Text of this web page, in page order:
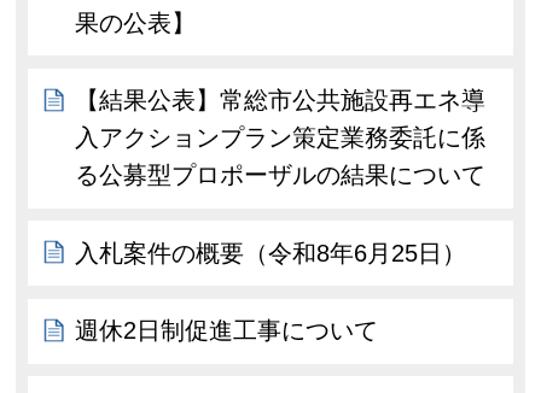
果の公表】
【結果公表】常総市公共施設再エネ導
入アクションプラン策定業務委託に係
る公募型プロポーザルの結果について
入札案件の概要（令和8年6月25日）
週休2日制促進工事について